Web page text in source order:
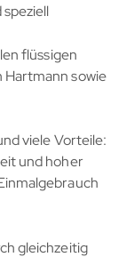
flüssigen
sowie
viele Vorteile:
und hoher
gleichzeitig